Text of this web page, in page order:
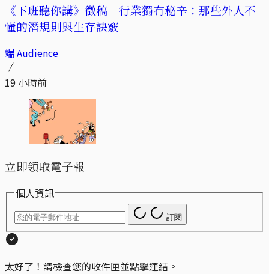
《下班聽你講》徵稿｜行業獨有秘辛：那些外人不
懂的潛規則與生存訣竅
端 Audience
19 小時前
立即領取電子報
個人資訊
訂閱
太好了！請檢查您的收件匣並點擊連結。